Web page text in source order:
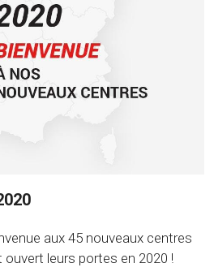
aux 45 nouveaux centres
ouvert leurs portes en 2020 !